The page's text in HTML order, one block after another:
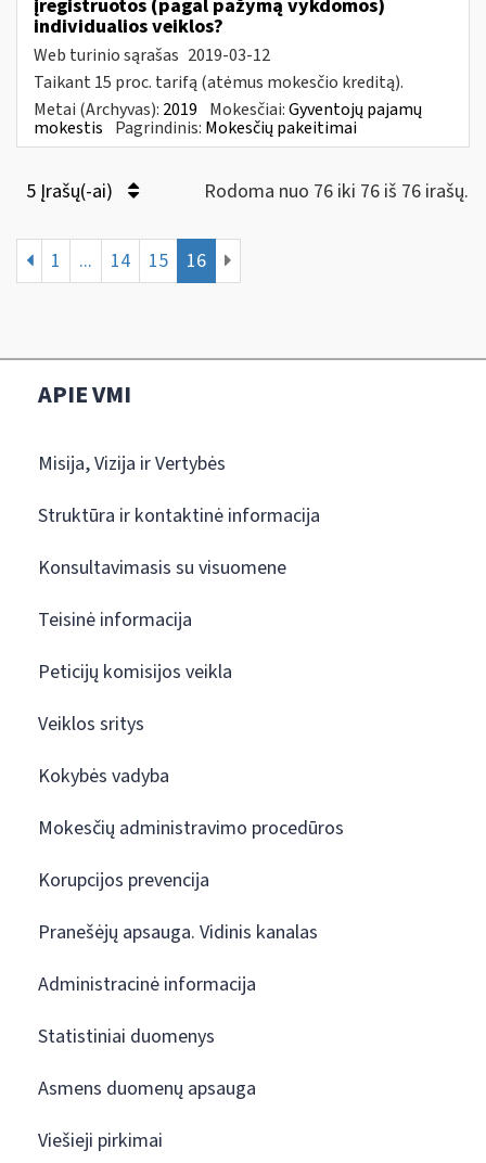
įregistruotos (pagal pažymą vykdomos)
individualios veiklos?
Web turinio sąrašas 2019-03-12
Taikant 15 proc. tarifą (atėmus mokesčio kreditą).
Metai (Archyvas): 2019 Mokesčiai:Gyventojų pajamų
mokestis Pagrindinis: Mokesčių pakeitimai
5 Įrašų(-ai) Rodoma nuo 76 iki 76 iš 76 irašų.
1 ... 14 15 16
APIE VMI
Misija, Vizija ir Vertybės
Struktūra ir kontaktinė informacija
Konsultavimasis su visuomene
Teisinė informacija
Peticijų komisijos veikla
Veiklos sritys
Kokybės vadyba
Mokesčių administravimo procedūros
Korupcijos prevencija
Pranešėjų apsauga. Vidinis kanalas
Administracinė informacija
Statistiniai duomenys
Asmens duomenų apsauga
Viešieji pirkimai